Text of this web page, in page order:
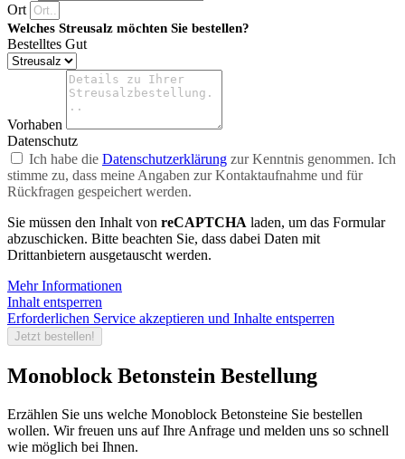
Ort
Welches Streusalz möchten Sie bestellen?
Bestelltes Gut
Vorhaben
Datenschutz
Ich habe die Datenschutzerklärung zur Kenntnis genommen. Ich
stimme zu, dass meine Angaben zur Kontaktaufnahme und für
Rückfragen gespeichert werden.
Sie müssen den Inhalt von reCAPTCHA laden, um das Formular
abzuschicken. Bitte beachten Sie, dass dabei Daten mit
Drittanbietern ausgetauscht werden.
Mehr Informationen
Inhalt entsperren
Erforderlichen Service akzeptieren und Inhalte entsperren
Jetzt bestellen!
Monoblock Betonstein Bestellung
Erzählen Sie uns welche Monoblock Betonsteine Sie bestellen
wollen. Wir freuen uns auf Ihre Anfrage und melden uns so schnell
wie möglich bei Ihnen.